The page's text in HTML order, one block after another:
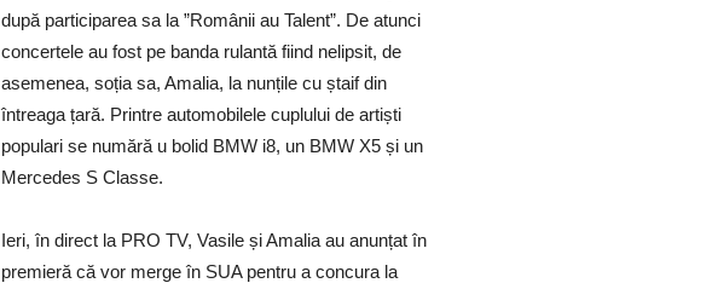
după participarea sa la ”Românii au Talent”. De atunci
concertele au fost pe banda rulantă fiind nelipsit, de
asemenea, soția sa, Amalia, la nunțile cu ștaif din
întreaga țară. Printre automobilele cuplului de artiști
populari se numără u bolid BMW i8, un BMW X5 și un
Mercedes S Classe.
Ieri, în direct la PRO TV, Vasile și Amalia au anunțat în
premieră că vor merge în SUA pentru a concura la